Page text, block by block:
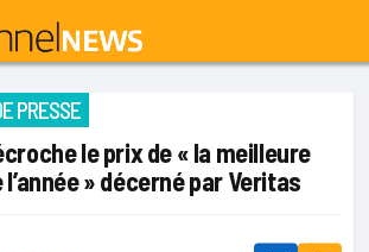
PRESSE
le prix de « la meilleure
» décerné par Veritas